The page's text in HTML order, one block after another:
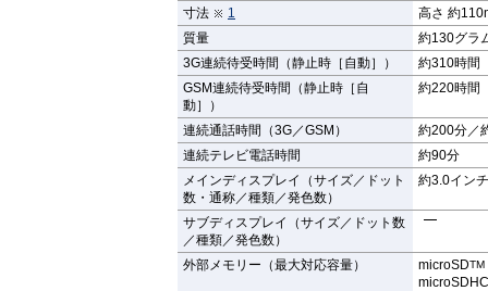
寸法 1
高さ 約
質量
約130グラ
3G連続待受時間（静止時［自動］）
約310時間
GSM連続待受時間（静止時［自
動］）
約220時間
連続通話時間（3G／GSM）
約200分／
連続テレビ電話時間
約90分
メインディスプレイ（サイズ／ドット
数・通称／種類／発色数）
約3.0イン
サブディスプレイ（サイズ／ドット数
／種類／発色数）
外部メモリー（最大対応容量）
microSDTM
microSDHC